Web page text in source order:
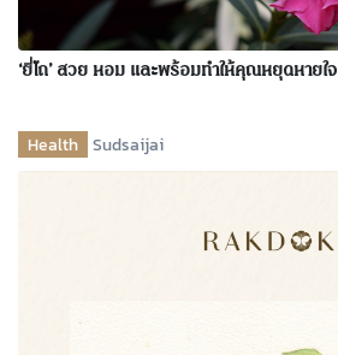
‘ยี่โถ’ สวย หอม และพร้อมทำให้คุณหยุดหายใจ
Health Sudsaijai